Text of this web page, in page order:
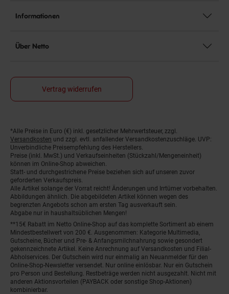
Informationen
Über Netto
Vertrag widerrufen
Fußnoten
*Alle Preise in Euro (€) inkl. gesetzlicher Mehrwertsteuer, zzgl.
Versandkosten und zzgl. evtl. anfallender Versandkostenzuschläge. UVP:
Unverbindliche Preisempfehlung des Herstellers.
Preise (inkl. MwSt.) und Verkaufseinheiten (Stückzahl/Mengeneinheit)
können im Online-Shop abweichen.
Statt- und durchgestrichene Preise beziehen sich auf unseren zuvor
geforderten Verkaufspreis.
Alle Artikel solange der Vorrat reicht! Änderungen und Irrtümer vorbehalten.
Abbildungen ähnlich. Die abgebildeten Artikel können wegen des
begrenzten Angebots schon am ersten Tag ausverkauft sein.
Abgabe nur in haushaltsüblichen Mengen!
**15€ Rabatt im Netto Online-Shop auf das komplette Sortiment ab einem
Mindestbestellwert von 200 €. Ausgenommen: Kategorie Multimedia,
Gutscheine, Bücher und Pre- & Anfangsmilchnahrung sowie gesondert
gekennzeichnete Artikel. Keine Anrechnung auf Versandkosten und Filial-
Abholservices. Der Gutschein wird nur einmalig an Neuanmelder für den
Online-Shop-Newsletter versendet. Nur online einlösbar. Nur ein Gutschein
pro Person und Bestellung. Restbeträge werden nicht ausgezahlt. Nicht mit
anderen Aktionsvorteilen (PAYBACK oder sonstige Shop-Aktionen)
kombinierbar.